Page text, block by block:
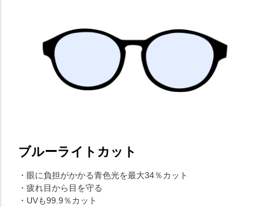
ブルーライトカット
・眼に負担がかかる青色光を最大34％カット
・疲れ目から目を守る
・UVも99.9％カット